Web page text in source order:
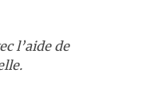
l’aide de